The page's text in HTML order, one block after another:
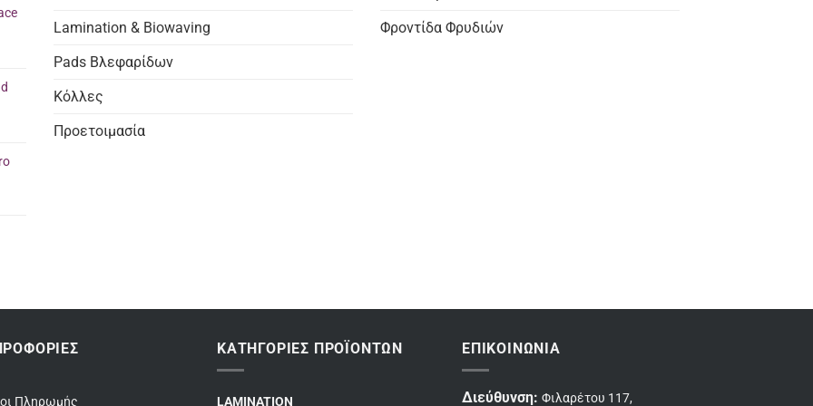
Lamination & Biowaving
Pads Βλεφαρίδων
Κόλλες
Προετοιμασία
Φροντίδα Φρυδιών
Πληρωμής
ΚΑΤΗΓΟΡΊΕΣ ΠΡΟΪΌΝΤΩΝ
LAMINATION
ΕΠΙΚΟΙΝΩΝΊΑ
Διεύθυνση: Φιλαρέτου 117,